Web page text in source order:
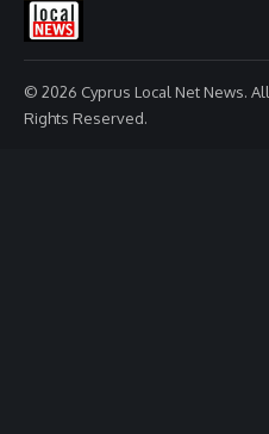
© 2026 Cyprus Local Net News. All
Rights Reserved.